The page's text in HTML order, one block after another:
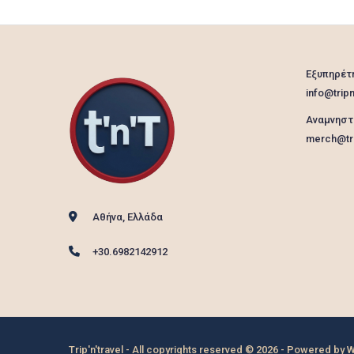
Αθήνα, Ελλάδα
+30.6982142912
Trip'n'travel - All copyrights reserved © 2026 - Powered by